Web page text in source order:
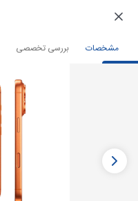
مشخصات بررسی تخصصی فروشگاه اینترنتی گوشی موبایل